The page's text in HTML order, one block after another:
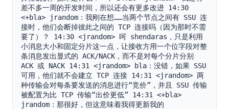
差不多一周的开发时间，所以还会有更多改进 14:30
<+bla> jrandom：我刚在想……当两个节点之间有 SSU 连
接时，他们会断掉彼此之间的 TCP 连接吗（因为那时不需
要了）？ 14:30 <jrandom> 呵 shendaras，只是利用
小消息大小和固定分片这一点，让接收方用一个位字段对整
条消息发出显式的 ACK/NACK，而不是对每个分片分别
ACK 或 NACK 14:31 <jrandom> bla：没错，如果 SSU
可用，他们就不会建立 TCP 连接 14:31 <jrandom> 两
种传输会对每条要发送的消息进行“竞价”，并且 SSU 传输
被配置为比 TCP 传输“出价更低” 14:31 <+bla>
jrandom：那很好，但这意味着我得更新我的